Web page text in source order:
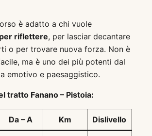
è adatto a chi vuole
riflettere, per lasciar decantare
o per trovare nuova forza. Non è
ma è uno dei più potenti dal
emotivo e paesaggistico.
tratto Fanano – Pistoia:
Da – A Km Dislivello